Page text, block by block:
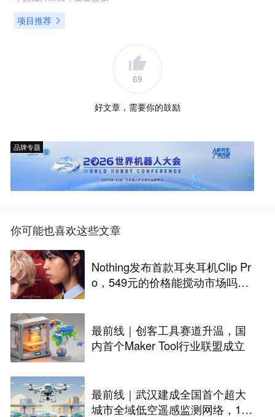
项目推荐
69
好文章，需要你的鼓励
品牌专题
你可能也喜欢这些文章
Nothing发布首款耳夹耳机Clip Pr
o，549元的价格能搅动市场吗？
最前线｜创客工具赛道升温，国
内首个Maker Tool行业联盟成立
最前线｜武汉建成全国首个超大
城市全域低空遥感监测网络，146